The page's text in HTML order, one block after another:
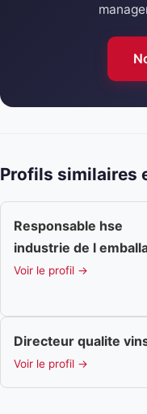
Profils similaires
Responsable hse
industrie de l
Voir le profil →
Directeur qualite
Voir le profil →